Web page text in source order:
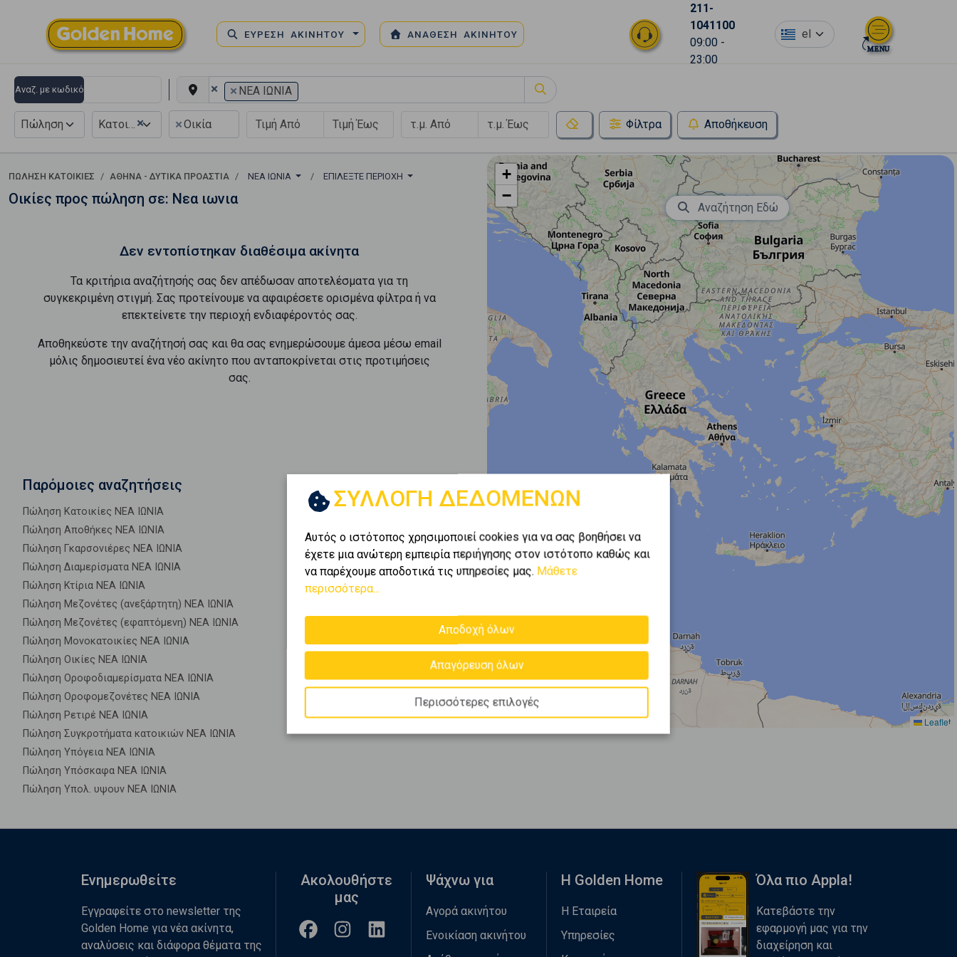
ΕΥΡΕΣΗ ΑΚΙΝΗΤΟΥ ΑΝΑΘΕΣΗ ΑΚΙΝΗΤΟΥ
211-
1041100
09:00 -
23:00
el
Αναζ. με κωδικό × × ΝΕΑ ΙΩΝΙΑ
Πώληση ×
Κατοικία ×Οικία Φίλτρα Αποθήκευση
ΠΏΛΗΣΗ ΚΑΤΟΙΚΊΕΣ ΑΘΗΝΑ - ΔΥΤΙΚΑ ΠΡΟΑΣΤΙΑ ΝΕΑ ΙΩΝΙΑ ΕΠΙΛΈΞΤΕ ΠΕΡΙΟΧΉ
Οικίες προς πώληση σε: Νεα ιωνια
Δεν εντοπίστηκαν διαθέσιμα ακίνητα
Τα κριτήρια αναζήτησής σας δεν απέδωσαν αποτελέσματα για τη
συγκεκριμένη στιγμή. Σας προτείνουμε να αφαιρέσετε ορισμένα φίλτρα ή να
επεκτείνετε την περιοχή ενδιαφέροντός σας.
Αποθηκεύστε την αναζήτησή σας και θα σας ενημερώσουμε άμεσα μέσω email
μόλις δημοσιευτεί ένα νέο ακίνητο που ανταποκρίνεται στις προτιμήσεις
σας.
Παρόμοιες αναζητήσεις
Πώληση Κατοικίες ΝΕΑ ΙΩΝΙΑ
Πώληση Αποθήκες ΝΕΑ ΙΩΝΙΑ
Πώληση Γκαρσονιέρες ΝΕΑ ΙΩΝΙΑ
Πώληση Διαμερίσματα ΝΕΑ ΙΩΝΙΑ
Πώληση Κτίρια ΝΕΑ ΙΩΝΙΑ
Πώληση Μεζονέτες (ανεξάρτητη) ΝΕΑ ΙΩΝΙΑ
Πώληση Μεζονέτες (εφαπτόμενη) ΝΕΑ ΙΩΝΙΑ
Πώληση Μονοκατοικίες ΝΕΑ ΙΩΝΙΑ
Πώληση Οικίες ΝΕΑ ΙΩΝΙΑ
Πώληση Οροφοδιαμερίσματα ΝΕΑ ΙΩΝΙΑ
Πώληση Οροφομεζονέτες ΝΕΑ ΙΩΝΙΑ
Πώληση Ρετιρέ ΝΕΑ ΙΩΝΙΑ
Πώληση Συγκροτήματα κατοικιών ΝΕΑ ΙΩΝΙΑ
Πώληση Υπόγεια ΝΕΑ ΙΩΝΙΑ
Πώληση Υπόσκαφα ΝΕΑ ΙΩΝΙΑ
Πώληση Υπολ. υψουν ΝΕΑ ΙΩΝΙΑ
+
−
Leaflet
Αναζήτηση Εδώ
ΣΥΛΛΟΓΗ ΔΕΔΟΜΕΝΩΝ
Αυτός ο ιστότοπος χρησιμοποιεί cookies για να σας βοηθήσει να
έχετε μια ανώτερη εμπειρία περιήγησης στον ιστότοπο καθώς και
να παρέχουμε αποδοτικά τις υπηρεσίες μας. Μάθετε
περισσότερα...
Αποδοχή όλων
Απαγόρευση όλων
Περισσότερες επιλογές
Ενημερωθείτε
Εγγραφείτε στο newsletter της
Golden Home για νέα ακίνητα,
αναλύσεις και διάφορα θέματα της
Ακολουθήστε
μας
Ψάχνω για
Αγορά ακινήτου
Ενοικίαση ακινήτου
Η Golden Home
Η Εταιρεία
Υπηρεσίες
Όλα πιο Appla!
Κατεβάστε την
εφαρμογή μας για την
διαχείρηση και